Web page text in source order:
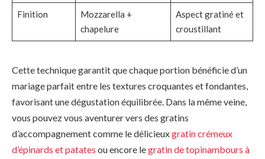
Finition
Mozzarella +
chapelure
Aspect gratiné et
croustillant
Cette technique garantit que chaque portion bénéficie d’un
mariage parfait entre les textures croquantes et fondantes,
favorisant une dégustation équilibrée. Dans la même veine,
vous pouvez vous aventurer vers des gratins
d’accompagnement comme le délicieuxgratin crémeux
d’épinards et patates ou encore legratin de topinambours à